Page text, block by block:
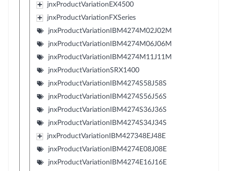
jnxProductVariationEX4500
jnxProductVariationFXSeries
jnxProductVariationIBM4274M02J02M
jnxProductVariationIBM4274M06J06M
jnxProductVariationIBM4274M11J11M
jnxProductVariationSRX1400
jnxProductVariationIBM4274S58J58S
jnxProductVariationIBM4274S56J56S
jnxProductVariationIBM4274S36J36S
jnxProductVariationIBM4274S34J34S
jnxProductVariationIBM427348EJ48E
jnxProductVariationIBM4274E08J08E
jnxProductVariationIBM4274E16J16E